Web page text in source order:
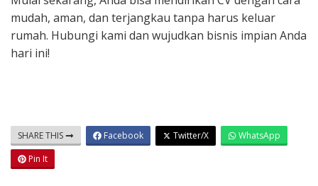
mudah, aman, dan terjangkau tanpa harus keluar
rumah. Hubungi kami dan wujudkan bisnis impian Anda
hari ini!
SHARE THIS Facebook Twitter/X
WhatsApp
Pin It